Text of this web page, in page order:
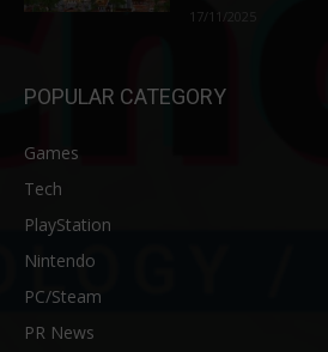
17/11/2025
POPULAR CATEGORY
Games
Tech
PlayStation
Nintendo
PC/Steam
PR News